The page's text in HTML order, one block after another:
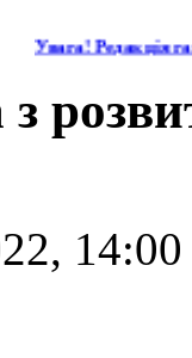
Увага! Редакція